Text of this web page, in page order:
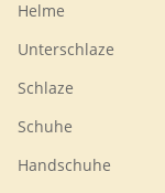
Helme
Unterschlaze
Schlaze
Schuhe
Handschuhe